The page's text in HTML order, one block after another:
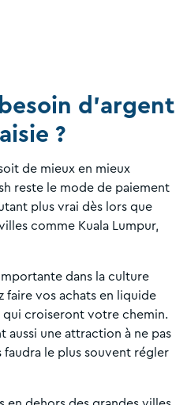
d'argent
?
de mieux en mieux
reste le mode de paiement
plus vrai dès lors que
comme Kuala Lumpur,
dans la culture
faire vos achats en liquide
qui croiseront votre chemin.
aussi une attraction à ne pas
faudra le plus souvent régler